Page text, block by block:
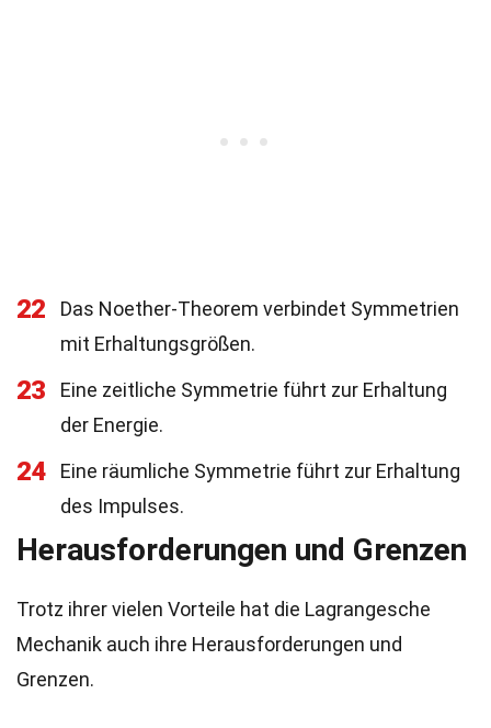
22
Das Noether-Theorem verbindet Symmetrien
mit Erhaltungsgrößen.
23
Eine zeitliche Symmetrie führt zur Erhaltung
der Energie.
24
Eine räumliche Symmetrie führt zur Erhaltung
des Impulses.
Herausforderungen und Grenzen
Trotz ihrer vielen Vorteile hat die Lagrangesche
Mechanik auch ihre Herausforderungen und
Grenzen.